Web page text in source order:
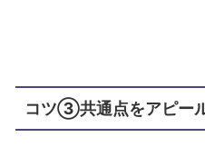
コツ③共通点をアピー